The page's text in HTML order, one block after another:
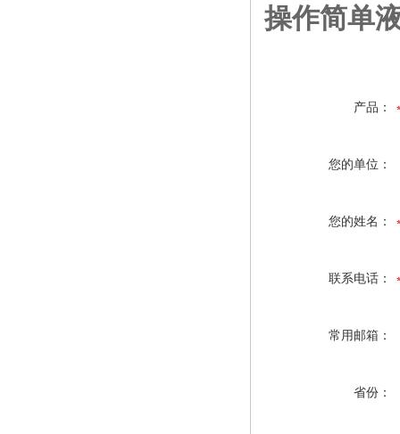
操作简单
产品：
您的单位：
您的姓名：
联系电话：
常用邮箱：
省份：